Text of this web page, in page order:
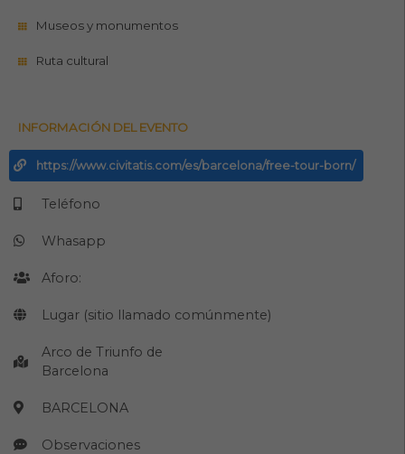
Museos y monumentos
Ruta cultural
INFORMACIÓN DEL EVENTO
https://www.civitatis.com/es/barcelona/free-tour-born/
Teléfono
Whasapp
Aforo:
Lugar (sitio llamado comúnmente)
Arco de Triunfo de
Barcelona
BARCELONA
Observaciones